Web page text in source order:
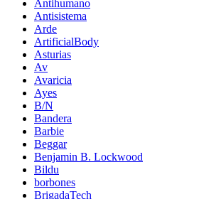
Antihumano
Antisistema
Arde
ArtificialBody
Asturias
Av
Avaricia
Ayes
B/N
Bandera
Barbie
Beggar
Benjamin B. Lockwood
Bildu
borbones
BrigadaTech